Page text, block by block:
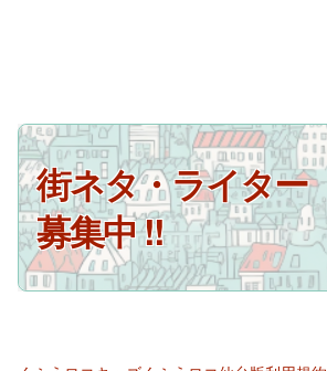
街ネタ・ライター
募集中 !!